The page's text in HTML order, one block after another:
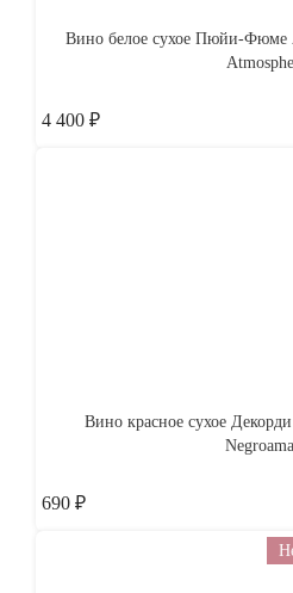
Вино белое сухое Пюйи-Фюме
4 400 ₽
Вино красное сухое
690 ₽